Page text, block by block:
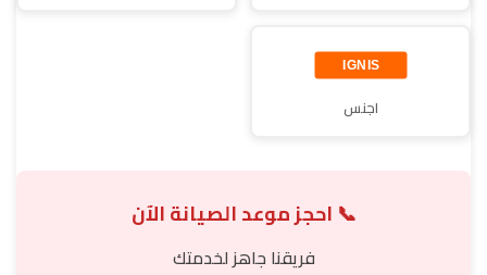
اجنس
📞 احجز موعد الصيانة الآن
فريقنا جاهز لخدمتك